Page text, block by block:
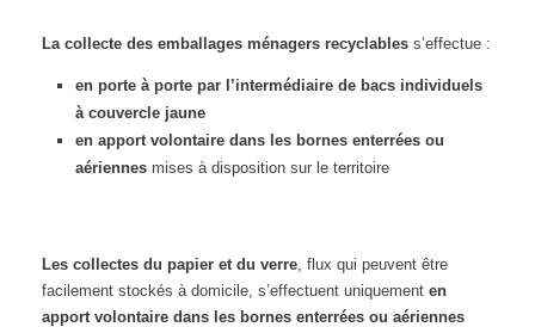
La collecte des emballages ménagers recyclabless’effectue :
en porte à porte par l’intermédiaire de bacs individuels
à couvercle jaune
en apport volontaire dans les bornes enterrées ou
aériennesmises à disposition sur le territoire
Les collectes du papier et du verre, flux qui peuvent être
facilement stockés à domicile, s’effectuent uniquement en
apport volontaire dans les bornes enterrées ou aériennes